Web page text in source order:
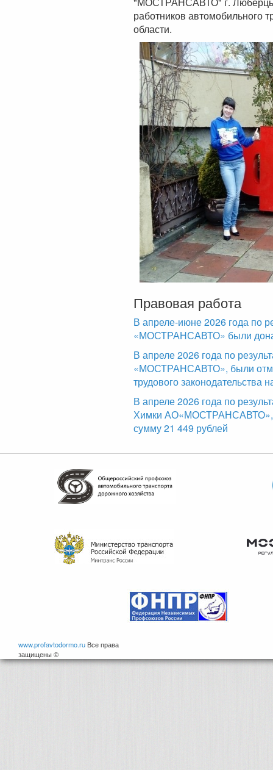
работников автомобильного
области.
Правовая работа
В апреле-июне 2026 года по
«МОСТРАНСАВТО» были
В апреле 2026 года по
«МОСТРАНСАВТО», были
трудового
В апреле 2026 года по
Химки АО«МОСТРАНСАВТО»,
сумму 21 449 рублей
www.profavtodormo.ru Все права
защищены ©